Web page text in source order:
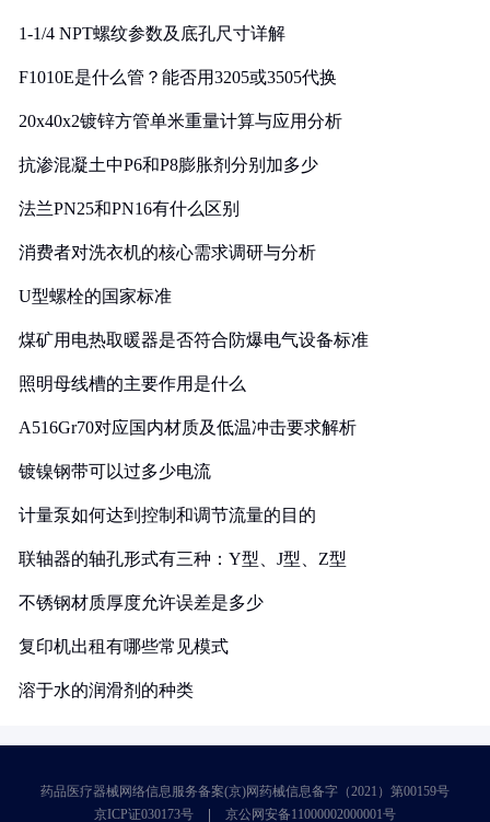
1-1/4 NPT螺纹参数及底孔尺寸详解
F1010E是什么管？能否用3205或3505代换
20x40x2镀锌方管单米重量计算与应用分析
抗渗混凝土中P6和P8膨胀剂分别加多少
法兰PN25和PN16有什么区别
消费者对洗衣机的核心需求调研与分析
U型螺栓的国家标准
煤矿用电热取暖器是否符合防爆电气设备标准
照明母线槽的主要作用是什么
A516Gr70对应国内材质及低温冲击要求解析
镀镍钢带可以过多少电流
计量泵如何达到控制和调节流量的目的
联轴器的轴孔形式有三种：Y型、J型、Z型
不锈钢材质厚度允许误差是多少
复印机出租有哪些常见模式
溶于水的润滑剂的种类
药品医疗器械网络信息服务备案(京)网药械信息备字（2021）第00159号
京ICP证030173号
京公网安备11000002000001号